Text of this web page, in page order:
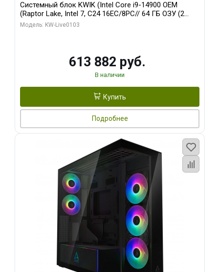
Системный блок KWIK (Intel Core i9-14900 OEM
(Raptor Lake, Intel 7, C24 16EC/8PC// 64 ГБ ОЗУ (2
модуля)/ Afox RTX4090 24GB GDDR6X 384-Bit 3xDP
Модель: KW-Live0103
613 882 руб.
В наличии
Купить
Подробнее